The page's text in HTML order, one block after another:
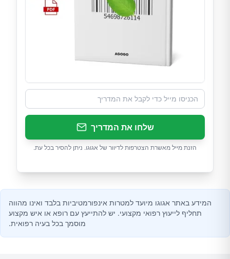
שלחו את המדריך
הזנת מייל מאשרת הצטרפות לדיוור של אגוגו. ניתן להסיר בכל עת.
המידע באתר אגוגו מיועד למטרות אינפורמטיביות בלבד ואינו מהווה
תחליף לייעוץ רפואי מקצועי. יש להתייעץ עם רופא או איש מקצוע
מוסמך בכל בעיה רפואית.